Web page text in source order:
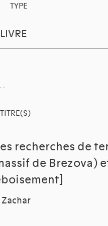
TYPE
LIVRE
TITRE(S)
recherches de
de Brezova)